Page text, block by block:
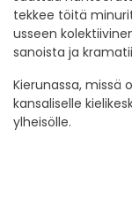
tekkee töitä
usseen
sanoista ja
Kierunassa, missä
kansaliselle
ylheisölle.